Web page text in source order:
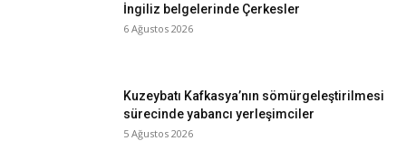
İngiliz belgelerinde Çerkesler
6 Ağustos 2026
Kuzeybatı Kafkasya’nın sömürgeleştirilmesi
sürecinde yabancı yerleşimciler
5 Ağustos 2026